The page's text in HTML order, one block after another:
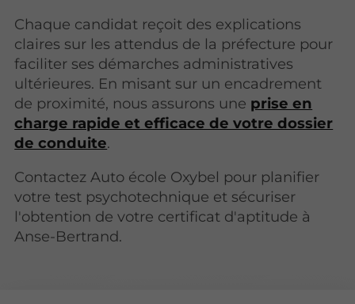
Chaque candidat reçoit des explications
claires sur les attendus de la préfecture pour
faciliter ses démarches administratives
ultérieures. En misant sur un encadrement
de proximité, nous assurons une prise en
charge rapide et efficace de votre dossier
de conduite.
Contactez Auto école Oxybel pour planifier
votre test psychotechnique et sécuriser
l'obtention de votre certificat d'aptitude à
Anse-Bertrand.